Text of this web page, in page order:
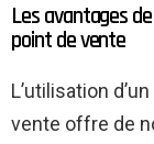
Les avantages
point de vente
L’utilisation
vente offre de